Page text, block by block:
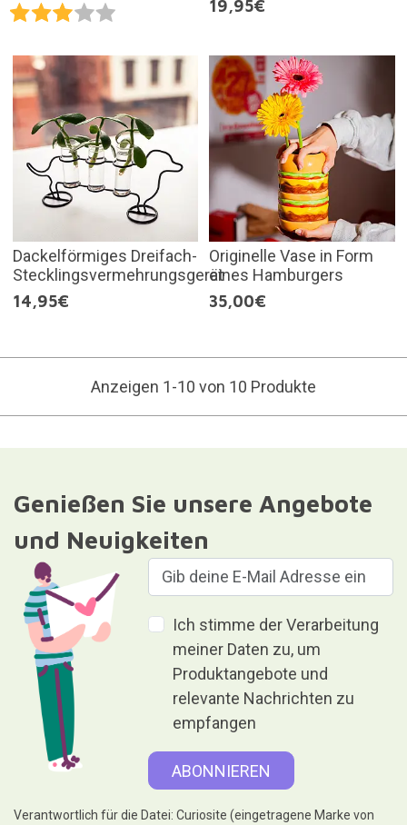
19,95€
Dackelförmiges Dreifach-
Stecklingsvermehrungsgerät
14,95€
Originelle Vase in Form
eines Hamburgers
35,00€
Anzeigen 1-10 von 10 Produkte
Genießen Sie unsere Angebote
und Neuigkeiten
Ich stimme der Verarbeitung
meiner Daten zu, um
Produktangebote und
relevante Nachrichten zu
empfangen
Verantwortlich für die Datei: Curiosite (eingetragene Marke von